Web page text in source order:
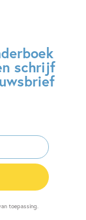
schrijf
toepassing.